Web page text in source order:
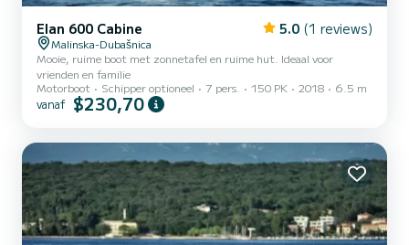
Elan 600 Cabine 5.0 (1 reviews)
Malinska-Dubašnica
Mooie, ruime boot met zonnetafel en ruime hut. Ideaal voor
vrienden en familie
Motorboot
Schipper optioneel 7 pers. 150 PK 2018 6.5 m
vanaf $230,70